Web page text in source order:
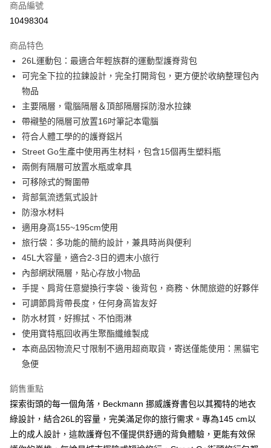
LINE Pay
Hami Point
相關說明
「Hami Point」為中華電信所提供之點數服務，可於會員專區綁定中華電信
會員帳號後，即可在購物車使用 Hami Point 折抵消費金額 (1點等於1元)。
ATM付款
貨到付款
運送方式
宅配
每筆NT$80，滿NT$999(含以上)免運費
宅配-離島
每筆NT$80，滿NT$999(含以上)免運費
貨到付款
每筆NT$80，滿NT$999(含以上)免運費
商品編號
10498304
商品特色
26L運動包：最適合年輕族群的運動型護脊背包
可完全下拉的拉鍊設計，完全打開背包，更方便於收納整理包內
物品
主要隔層，電腦隔層＆頂部隔層採防潑水拉鍊
帶襯墊的隔層可放置16吋筆記本電腦
符合人體工學的的護脊鋁片
Street Go生產中使用再生材料，包含15個再生塑料瓶
兩側有隔層可放置水瓶或傘具
可移除式的臀圍帶
背部氣流透氣式設計
防潑水材料
適用身高155~195cm使用
旅行袋：多功能的簡約設計，兼具時尚與便利
45L大容量，適合2-3日的週末小旅行
內部網狀隔層，貼心存放小物品
手提、肩背任意變換行李袋、後背包，商務、休閒旅遊的好夥伴
可調節肩背帶長度，任何身高皆友好
防水材質，好擦拭、不怕雨淋
使用寶特瓶回收再生聚酯纖維製成
本商品因物流尺寸限制不適用超商取貨，寄送僅能使用：黑貓宅
急便
銷售重點
探索街頭的每一個角落，Beckmann 挪威護脊書包以其獨特的地衣
綠設計，結合26L的容量，完美滿足你的旅行需求。專為145 cm以
上的成人設計，這款護脊包不僅提供舒適的背負體驗，更能有效保